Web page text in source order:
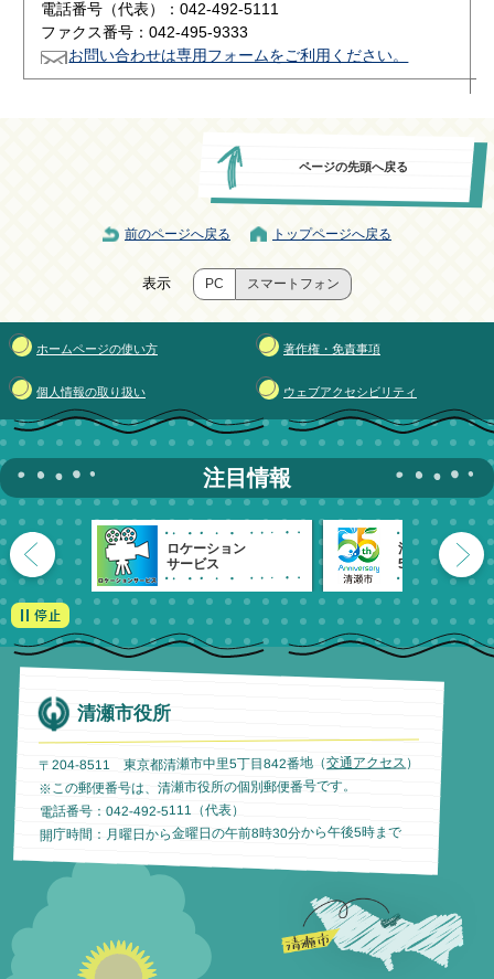
電話番号（代表）：042-492-5111
ファクス番号：042-495-9333
お問い合わせは専用フォームをご利用ください。
ページの先頭へ戻る
前のページへ戻る トップページへ戻る
表示 PC スマートフォン
ホームページの使い方 著作権・免責事項
個人情報の取り扱い ウェブアクセシビリティ
注目情報
ロケーション
サービス
清瀬市
55周年記念
清瀬市役所
〒204-8511 東京都清瀬市中里5丁目842番地（交通アクセス ）
※この郵便番号は、清瀬市役所の個別郵便番号です。
電話番号：042-492-5111（代表）
開庁時間：月曜日から金曜日の午前8時30分から午後5時まで